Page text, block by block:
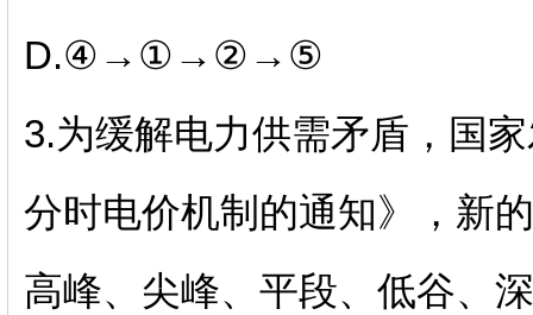
D.④→①→②→⑤
3.为缓解电力供需矛盾，国
分时电价机制的通知》，新
高峰、尖峰、平段、低谷、